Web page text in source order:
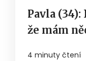
Pavla
že mám
4 minuty čtení